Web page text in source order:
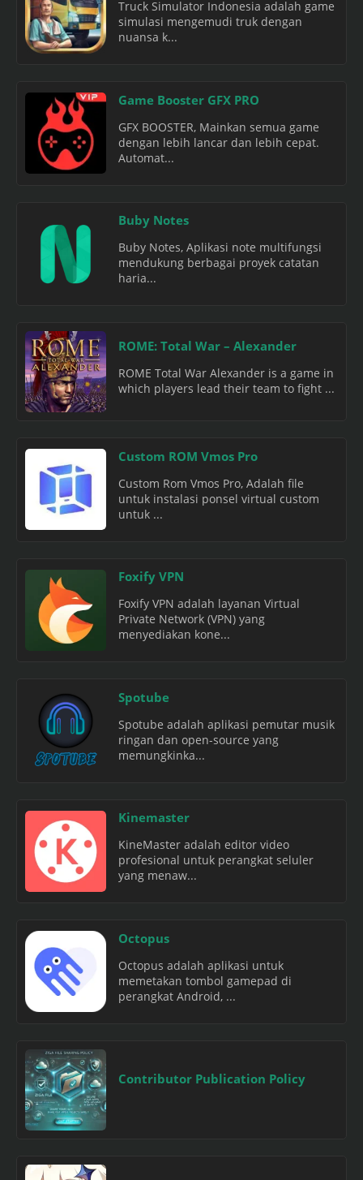
Truck Simulator Indonesia adalah game
simulasi mengemudi truk dengan
nuansa k...
Game Booster GFX PRO
GFX BOOSTER, Mainkan semua game
dengan lebih lancar dan lebih cepat.
Automat...
Buby Notes
Buby Notes, Aplikasi note multifungsi
mendukung berbagai proyek catatan
haria...
ROME: Total War – Alexander
ROME Total War Alexander is a game in
which players lead their team to fight ...
Custom ROM Vmos Pro
Custom Rom Vmos Pro, Adalah file
untuk instalasi ponsel virtual custom
untuk ...
Foxify VPN
Foxify VPN adalah layanan Virtual
Private Network (VPN) yang
menyediakan kone...
Spotube
Spotube adalah aplikasi pemutar musik
ringan dan open-source yang
memungkinka...
Kinemaster
KineMaster adalah editor video
profesional untuk perangkat seluler
yang menaw...
Octopus
Octopus adalah aplikasi untuk
memetakan tombol gamepad di
perangkat Android, ...
Contributor Publication Policy